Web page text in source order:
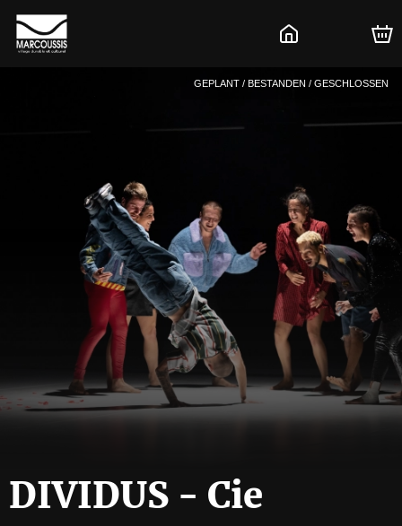
GEPLANT / BESTANDEN / GESCHLOSSEN
DIVIDUS - Cie